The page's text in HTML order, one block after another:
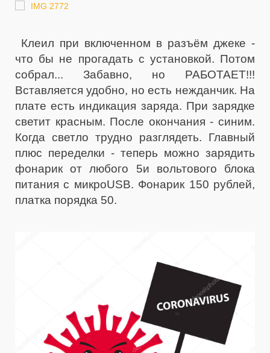
Клеил при включенном в разъём джеке -
что бы не прогадать с установкой. Потом
собрал... Забавно, но РАБОТАЕТ!!!
Вставляется удобно, но есть нежданчик. На
плате есть индикация заряда. При зарядке
светит красным. После окончания - синим.
Когда светло трудно разглядеть. Главный
плюс переделки - теперь можно зарядить
фонарик от любого 5и вольтового блока
питания с микроUSB. Фонарик 150 рублей,
платка порядка 50.